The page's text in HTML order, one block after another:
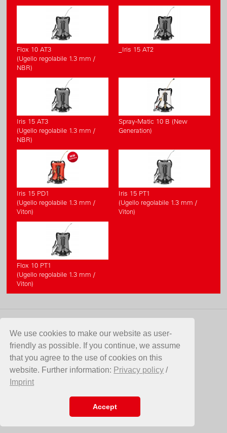
We use cookies to make our website as user-
friendly as possible. If you continue, we assume
that you agree to the use of cookies on this
website. Further information: Privacy policy /
Imprint
Accept
Flox 10 AT3
(Ugello regolabile 1.3 mm /
NBR)
_Iris 15 AT2
Iris 15 AT3
(Ugello regolabile 1.3 mm /
NBR)
Spray-Matic 10 B (New
Generation)
Iris 15 PD1
(Ugello regolabile 1.3 mm /
Viton)
Iris 15 PT1
(Ugello regolabile 1.3 mm /
Viton)
Flox 10 PT1
(Ugello regolabile 1.3 mm /
Viton)
CONTATTO
Birchmeier Sprühtechnik AG
Im Stetterfeld 1
5608 Stetten
SVIZZERA
info@birchmeier.com